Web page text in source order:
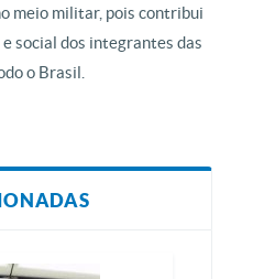
meio militar, pois contribui
social dos integrantes das
o Brasil.